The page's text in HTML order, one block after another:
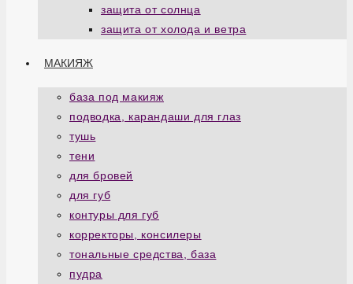
защита от солнца
защита от холода и ветра
МАКИЯЖ
база под макияж
подводка, карандаши для глаз
тушь
тени
для бровей
для губ
контуры для губ
корректоры, консилеры
тональные средства, база
пудра